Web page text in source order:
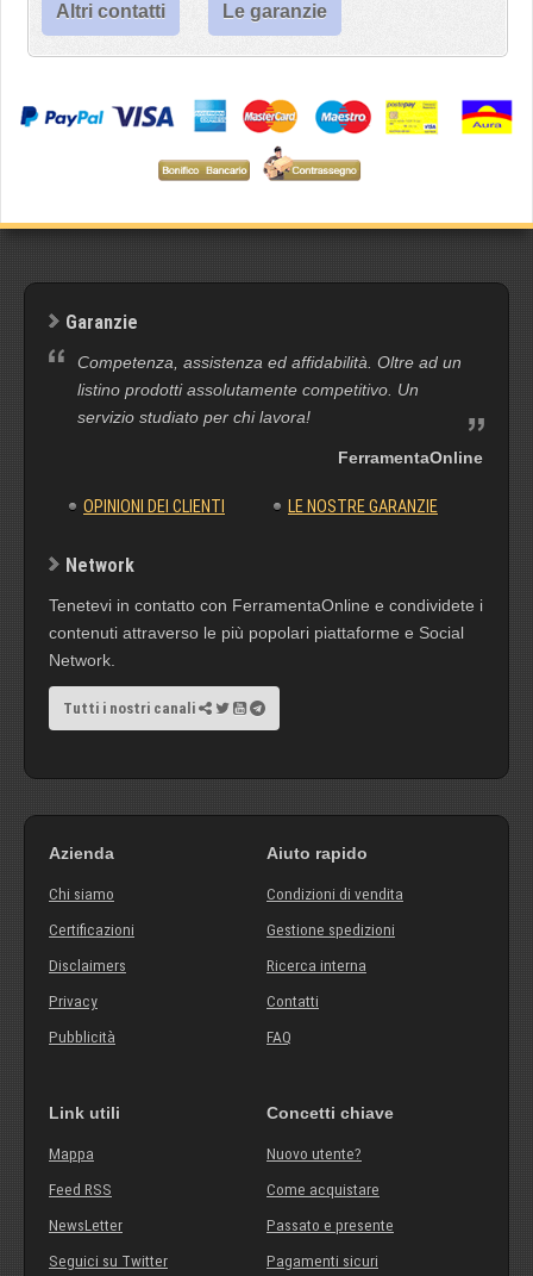
Altri contatti Le garanzie
Garanzie
Competenza, assistenza ed affidabilità. Oltre ad un
listino prodotti assolutamente competitivo. Un
servizio studiato per chi lavora!
FerramentaOnline
OPINIONI DEI CLIENTI LE NOSTRE GARANZIE
Network
Tenetevi in contatto con FerramentaOnline e condividete i
contenuti attraverso le più popolari piattaforme e Social
Network.
Tutti i nostri canali
Azienda
Chi siamo
Certificazioni
Disclaimers
Privacy
Pubblicità
Aiuto rapido
Condizioni di vendita
Gestione spedizioni
Ricerca interna
Contatti
FAQ
Link utili
Mappa
Feed RSS
NewsLetter
Seguici su Twitter
Concetti chiave
Nuovo utente?
Come acquistare
Passato e presente
Pagamenti sicuri